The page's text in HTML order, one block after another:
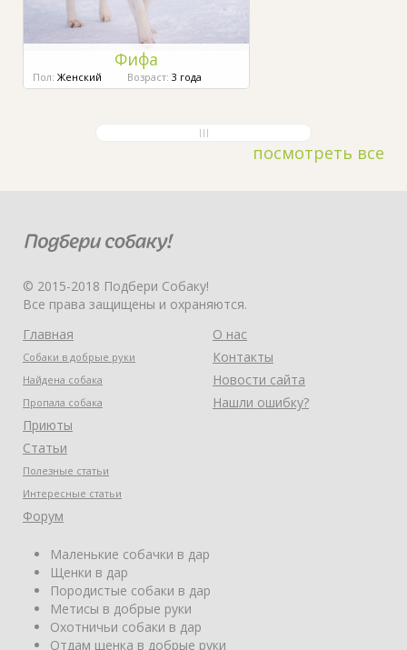
Фифа
Пол: Женский Возраст: 3 года
посмотреть все
© 2015-2018 Подбери Собаку!
Все права защищены и охраняются.
Главная
Собаки в добрые руки
Найдена собака
Пропала собака
Приюты
Статьи
Полезные статьи
Интересные статьи
Форум
О нас
Контакты
Новости сайта
Нашли ошибку?
Маленькие собачки в дар
Щенки в дар
Породистые собаки в дар
Метисы в добрые руки
Охотничьи собаки в дар
Отдам щенка в добрые руки